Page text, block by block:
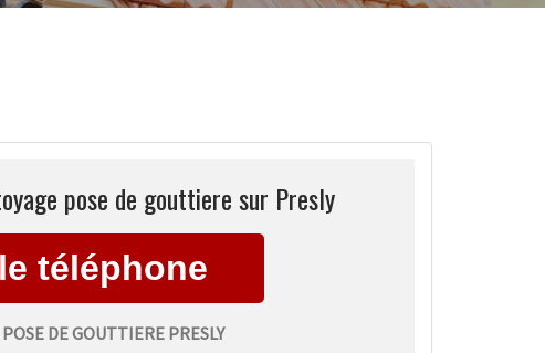
pose de gouttiere sur Presly
DE GOUTTIERE PRESLY